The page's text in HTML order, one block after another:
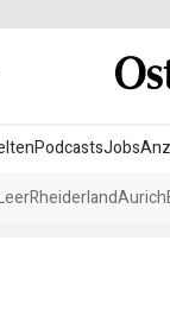
PodcastsJobs
RheiderlandAurich